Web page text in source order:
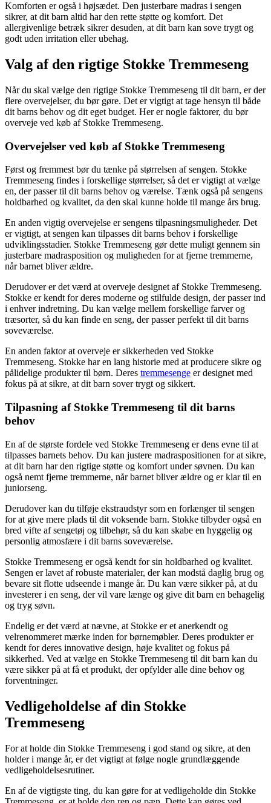
Komforten er også i højsædet. Den justerbare madras i sengen
sikrer, at dit barn altid har den rette støtte og komfort. Det
allergivenlige betræk sikrer desuden, at dit barn kan sove trygt og
godt uden irritation eller ubehag.
Valg af den rigtige Stokke Tremmeseng
Når du skal vælge den rigtige Stokke Tremmeseng til dit barn, er der
flere overvejelser, du bør gøre. Det er vigtigt at tage hensyn til både
dit barns behov og dit eget budget. Her er nogle faktorer, du bør
overveje ved køb af Stokke Tremmeseng.
Overvejelser ved køb af Stokke Tremmeseng
Først og fremmest bør du tænke på størrelsen af sengen. Stokke
Tremmeseng findes i forskellige størrelser, så det er vigtigt at vælge
en, der passer til dit barns behov og værelse. Tænk også på sengens
holdbarhed og kvalitet, da den skal kunne holde til mange års brug.
En anden vigtig overvejelse er sengens tilpasningsmuligheder. Det
er vigtigt, at sengen kan tilpasses dit barns behov i forskellige
udviklingsstadier. Stokke Tremmeseng gør dette muligt gennem sin
justerbare madrasposition og muligheden for at fjerne tremmerne,
når barnet bliver ældre.
Derudover er det værd at overveje designet af Stokke Tremmeseng.
Stokke er kendt for deres moderne og stilfulde design, der passer ind
i enhver indretning. Du kan vælge mellem forskellige farver og
træsorter, så du kan finde en seng, der passer perfekt til dit barns
soveværelse.
En anden faktor at overveje er sikkerheden ved Stokke
Tremmeseng. Stokke har en lang historie med at producere sikre og
pålidelige produkter til børn. Deres tremmesenge er designet med
fokus på at sikre, at dit barn sover trygt og sikkert.
Tilpasning af Stokke Tremmeseng til dit barns
behov
En af de største fordele ved Stokke Tremmeseng er dens evne til at
tilpasses barnets behov. Du kan justere madraspositionen for at sikre,
at dit barn har den rigtige støtte og komfort under søvnen. Du kan
også nemt fjerne tremmerne, når barnet bliver ældre og er klar til en
juniorseng.
Derudover kan du tilføje ekstraudstyr som en forlænger til sengen
for at give mere plads til dit voksende barn. Stokke tilbyder også en
bred vifte af sengetøj og tilbehør, så du kan skabe en hyggelig og
personlig atmosfære i dit barns soveværelse.
Stokke Tremmeseng er også kendt for sin holdbarhed og kvalitet.
Sengen er lavet af robuste materialer, der kan modstå daglig brug og
bevare sit flotte udseende i mange år. Du kan være sikker på, at du
investerer i en seng, der vil vare længe og give dit barn en behagelig
og tryg søvn.
Endelig er det værd at nævne, at Stokke er et anerkendt og
velrenommeret mærke inden for børnemøbler. Deres produkter er
kendt for deres innovative design, høje kvalitet og fokus på
sikkerhed. Ved at vælge en Stokke Tremmeseng til dit barn kan du
være sikker på at få et produkt, der opfylder alle dine behov og
forventninger.
Vedligeholdelse af din Stokke
Tremmeseng
For at holde din Stokke Tremmeseng i god stand og sikre, at den
holder i mange år, er det vigtigt at følge nogle grundlæggende
vedligeholdelsesrutiner.
En af de vigtigste ting, du kan gøre for at vedligeholde din Stokke